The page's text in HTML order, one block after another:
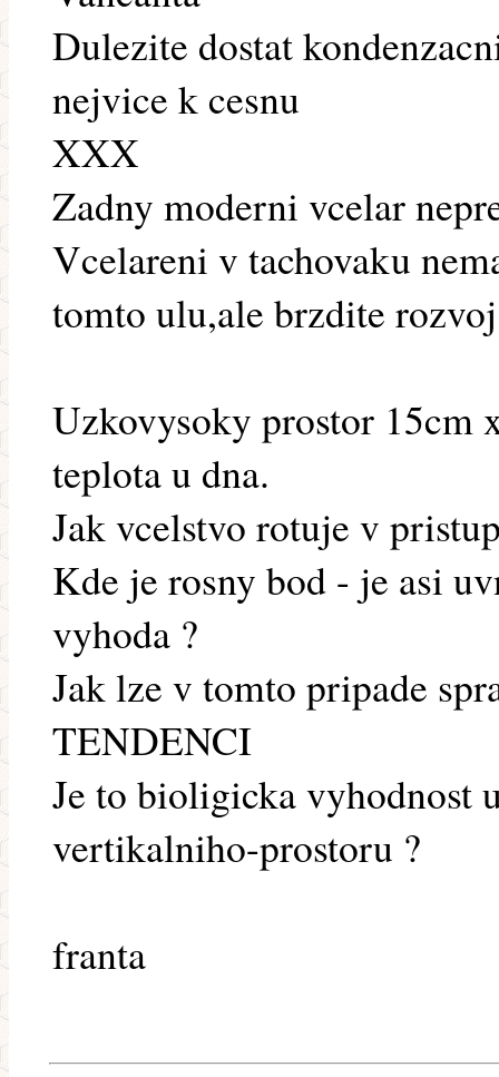
Dulezite dostat
nejvice k cesnu
XXX
Zadny moderni vcelar
Vcelareni v tachovaku
tomto ulu,ale brzdite
Uzkovysoky prostor 15cm
teplota u dna.
Jak vcelstvo rotuje v
Kde je rosny bod - je asi
vyhoda ?
Jak lze v tomto pripade
TENDENCI
Je to bioligicka vyhodnost
vertikalniho-prostoru ?
franta